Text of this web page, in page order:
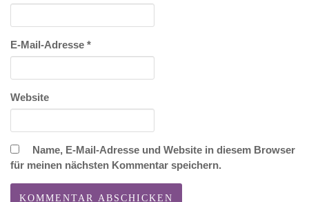
E-Mail-Adresse *
Website
Name, E-Mail-Adresse und Website in diesem Browser
für meinen nächsten Kommentar speichern.